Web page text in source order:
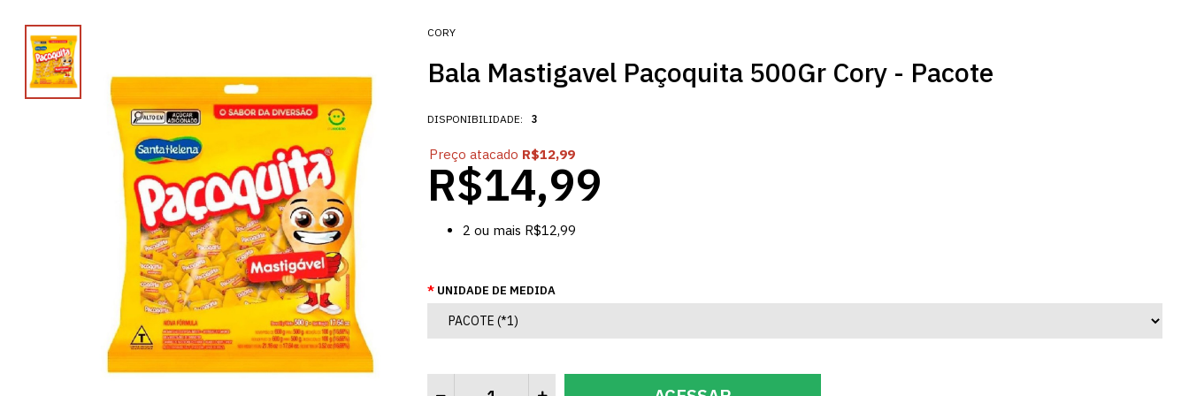
CORY
Bala Mastigavel Paçoquita 500Gr Cory - Pacote
DISPONIBILIDADE: 3
Preço atacado R$12,99
R$14,99
2 ou mais R$12,99
UNIDADE DE MEDIDA